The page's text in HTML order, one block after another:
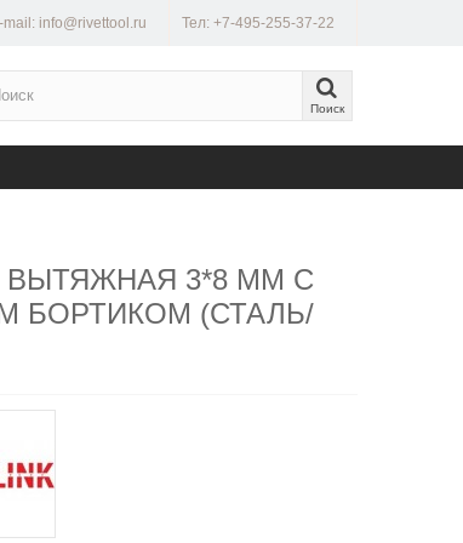
Тел: +7-495-255-37-22
mail: info@rivettool.ru
Поиск
ВЫТЯЖНАЯ 3*8 ММ С
БОРТИКОМ (СТАЛЬ/